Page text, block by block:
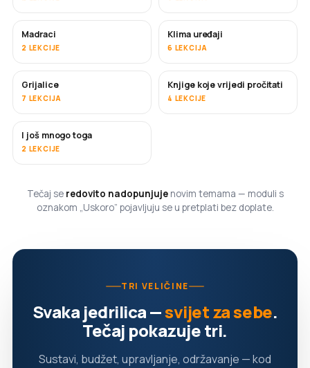
Madraci
2 LEKCIJE
USKORO
Klima uređaji
6 LEKCIJA
USKORO
Grijalice
7 LEKCIJA
USKORO
Knjige koje vrijedi pročitati
4 LEKCIJE
USKORO
I još mnogo toga
2 LEKCIJE
Tečaj se redovito nadopunjujenovim temama — moduli s
oznakom „Uskoro” pojavljuju se u pretplati bez doplate.
TRI VELIČINE
Svaka jedrilica —svijet za sebe.
Tečaj pokazuje tri.
Sustavi, budžet, upravljanje, održavanje — kod